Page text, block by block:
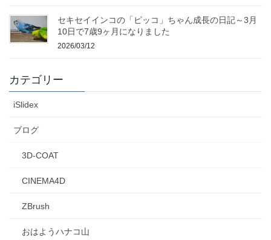
セキセイインコの「ピッコ」ちゃん成長の日記～3月
10日で7歳9ヶ月になりました
2026/03/12
カテゴリー
iSlidex
ブログ
3D-COAT
CINEMA4D
ZBrush
おはようハナコ山